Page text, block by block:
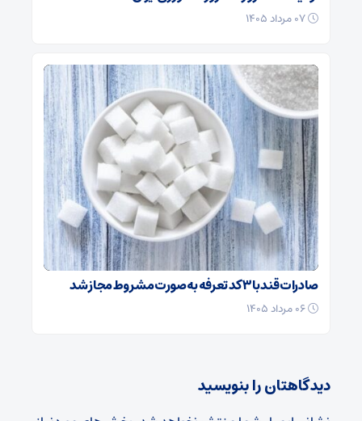
صادرات قند با ۳ کد تعرفه به‌صورت مشروط مجاز شد
دیدگاهتان را بنویسید